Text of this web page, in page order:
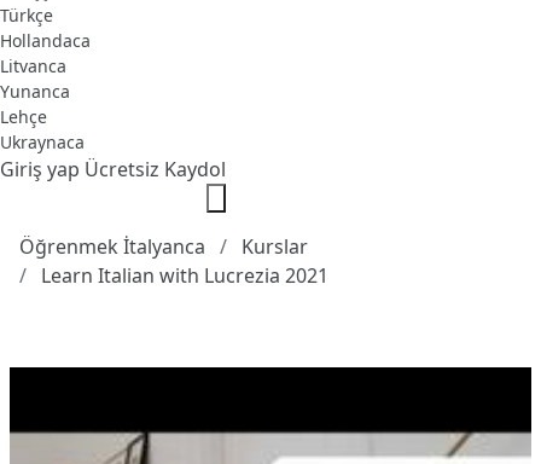
Türkçe
Hollandaca
Litvanca
Yunanca
Lehçe
Ukraynaca
Giriş yap Ücretsiz Kaydol
Öğrenmek İtalyanca
Kurslar
Learn Italian with Lucrezia 2021